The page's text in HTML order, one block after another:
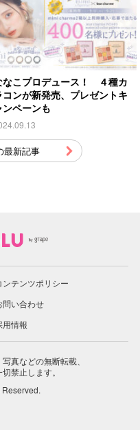
なこプロデュース！ ４種カ
コンが新発売、プレゼントキ
ンペーンも
最新記事
ンテンツポリシー
問い合わせ
用情報
真などの無断転載、
禁止します。